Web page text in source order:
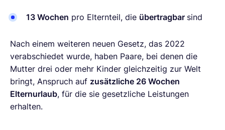
13 Wochen pro Elternteil, die übertragbar sind
Nach einem weiteren neuen Gesetz, das 2022
verabschiedet wurde, haben Paare, bei denen die
Mutter drei oder mehr Kinder gleichzeitig zur Welt
bringt, Anspruch auf zusätzliche 26 Wochen
Elternurlaub, für die sie gesetzliche Leistungen
erhalten.